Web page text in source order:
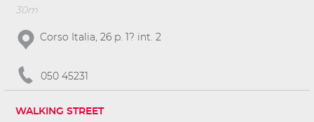
30m
Corso Italia, 26 p. 1? int. 2
050 45231
WALKING STREET